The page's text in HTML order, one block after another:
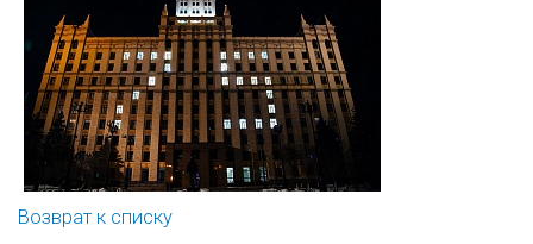
Возврат к списку